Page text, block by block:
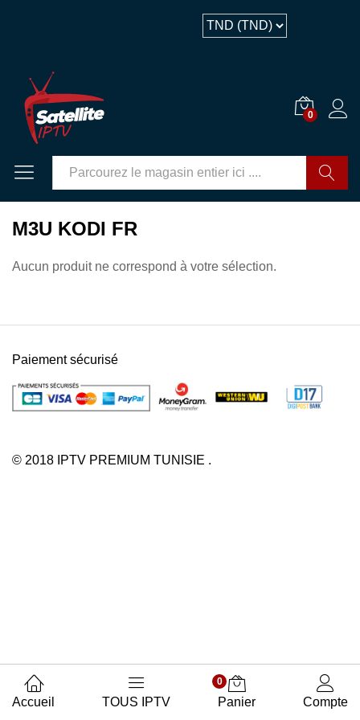
0
GO
M3U KODI FR
Aucun produit ne correspond à votre sélection.
© 2018 IPTV PREMIUM TUNISIE .
Paiement sécurisé
Accueil TOUS IPTV
0
Panier Compte